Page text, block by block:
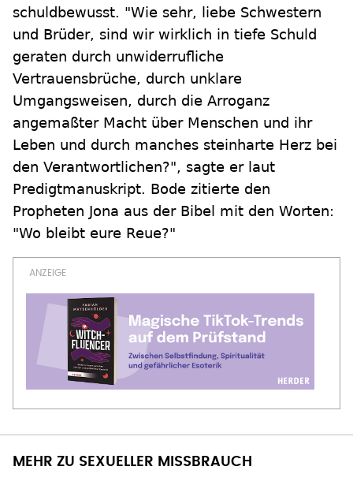
schuldbewusst. "Wie sehr, liebe Schwestern
und Brüder, sind wir wirklich in tiefe Schuld
geraten durch unwiderrufliche
Vertrauensbrüche, durch unklare
Umgangsweisen, durch die Arroganz
angemaßter Macht über Menschen und ihr
Leben und durch manches steinharte Herz bei
den Verantwortlichen?", sagte er laut
Predigtmanuskript. Bode zitierte den
Propheten Jona aus der Bibel mit den Worten:
"Wo bleibt eure Reue?"
MEHR ZU SEXUELLER MISSBRAUCH